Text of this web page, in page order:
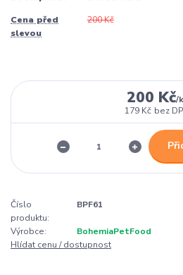
Cena před
slevou
200 Kč
200 Kč/
179 Kč bez
Číslo
produktu:
BPF61
Výrobce:
BohemiaPetFood
Hlídat cenu / dostupnost